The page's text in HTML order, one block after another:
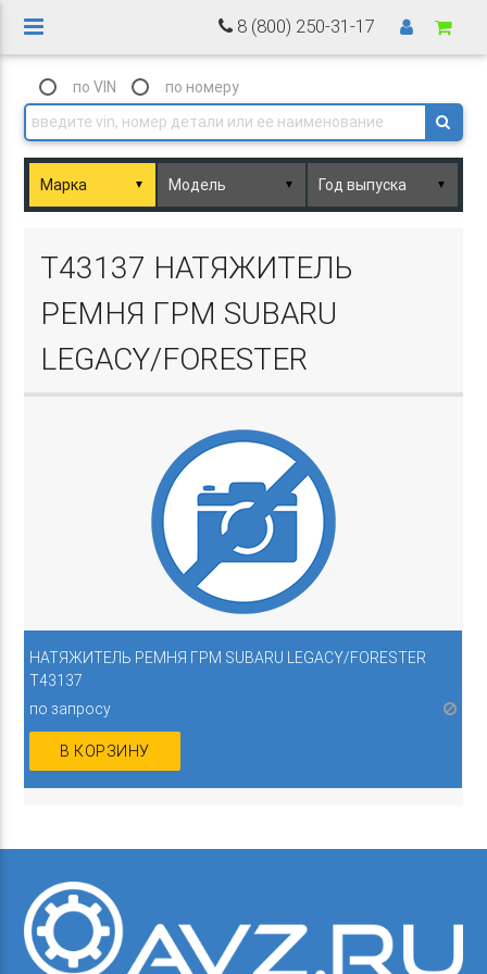
8 (800) 250-31-17
по VIN по номеру
▼ ▼ ▼
T43137 НАТЯЖИТЕЛЬ
РЕМНЯ ГРМ SUBARU
LEGACY/FORESTER
НАТЯЖИТЕЛЬ РЕМНЯ ГРМ SUBARU LEGACY/FORESTER
T43137
по запросу
В КОРЗИНУ